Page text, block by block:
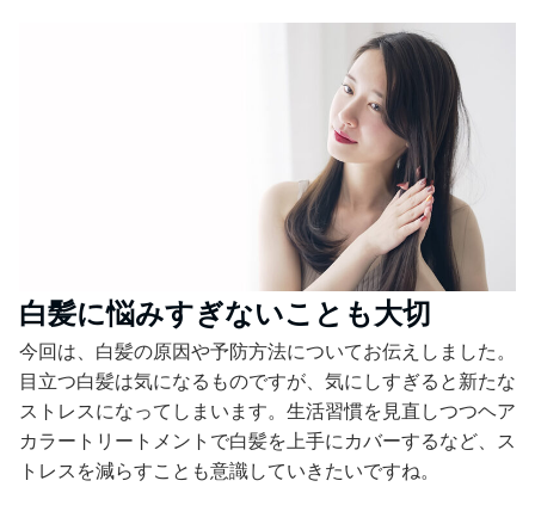
白髪に悩みすぎないことも大切
今回は、白髪の原因や予防方法についてお伝えしました。
目立つ白髪は気になるものですが、気にしすぎると新たな
ストレスになってしまいます。生活習慣を見直しつつヘア
カラートリートメントで白髪を上手にカバーするなど、ス
トレスを減らすことも意識していきたいですね。